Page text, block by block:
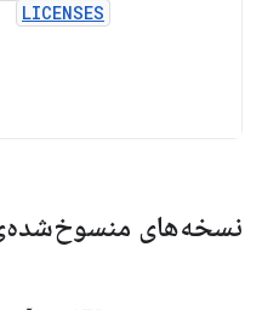
LICENSES
نسخه‌های منسوخ‌شده‌ی